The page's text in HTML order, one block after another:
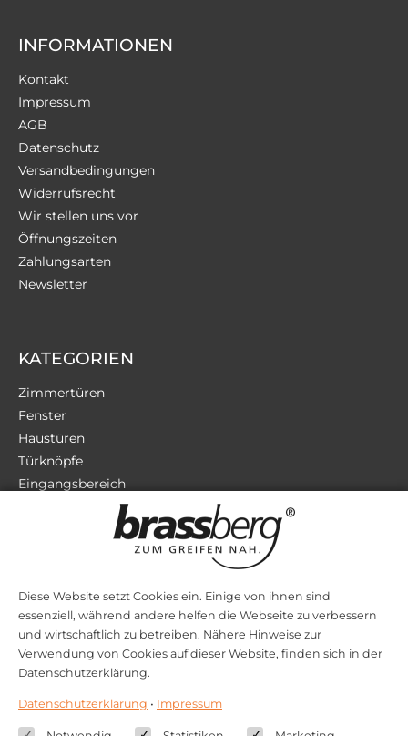
INFORMATIONEN
Kontakt
Impressum
AGB
Datenschutz
Versandbedingungen
Widerrufsrecht
Wir stellen uns vor
Öffnungszeiten
Zahlungsarten
Newsletter
KATEGORIEN
Zimmertüren
Fenster
Haustüren
Türknöpfe
Eingangsbereich
STILRICHTUNGEN
Bauhaus
Jugendstil
Klassik
Diese Website setzt Cookies ein. Einige von ihnen sind
essenziell, während andere helfen die Webseite zu verbessern
und wirtschaftlich zu betreiben. Nähere Hinweise zur
Verwendung von Cookies auf dieser Website, finden sich in der
Datenschutzerklärung.
Datenschutzerklärung • Impressum